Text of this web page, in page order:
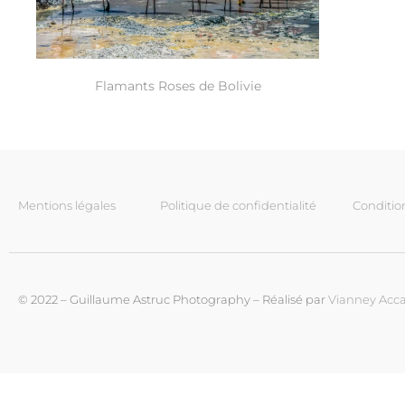
Flamants Roses de Bolivie
Mentions légales Politique de confidentialité
© 2022 – Guillaume Astruc Photography – Réalisé parVianney